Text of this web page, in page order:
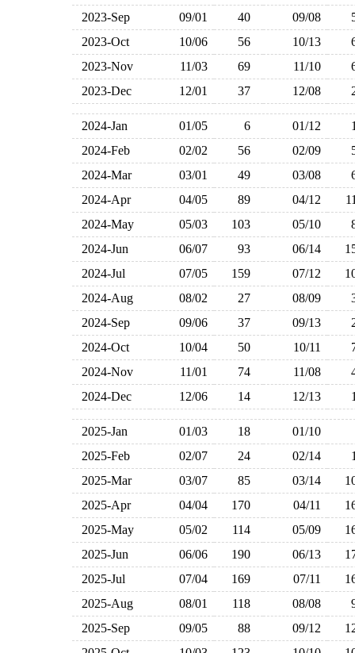
2023-Sep
09/01 40 09/08
2023-Oct
10/06 56 10/13
2023-Nov
11/03 69 11/10
2023-Dec
12/01 37 12/08
2024-Jan 01/05 6 01/12
2024-Feb
02/02 56 02/09
2024-Mar
03/01 49 03/08
2024-Apr
04/05 89 04/12
2024-May
05/03 103 05/10
2024-Jun
06/07 93 06/14
2024-Jul
07/05 159 07/12
2024-Aug
08/02 27 08/09
2024-Sep
09/06 37 09/13
2024-Oct
10/04 50 10/11
2024-Nov
11/01 74 11/08
2024-Dec
12/06 14 12/13
2025-Jan 01/03 18
01/10
2025-Feb
02/07 24 02/14
2025-Mar
03/07 85 03/14
2025-Apr
04/04 170 04/11
2025-May
05/02 114 05/09
2025-Jun
06/06 190 06/13
2025-Jul
07/04 169 07/11
2025-Aug
08/01 118 08/08
2025-Sep
09/05 88 09/12